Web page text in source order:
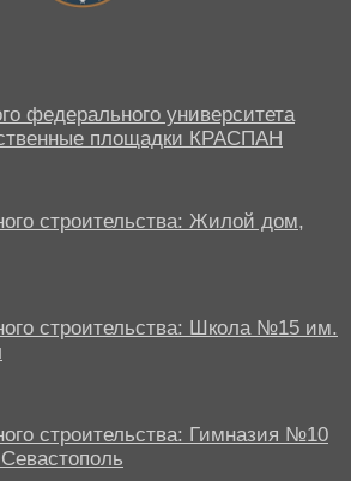
федерального университета
площадки КРАСПАН
строительства: Жилой дом,
строительства: Школа №15 им.
строительства: Гимназия №10